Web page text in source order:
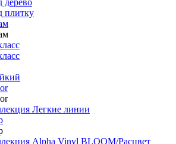
дерево
плитку
Легкие линии
Alpha Vinyl BLOOM/Расцвет